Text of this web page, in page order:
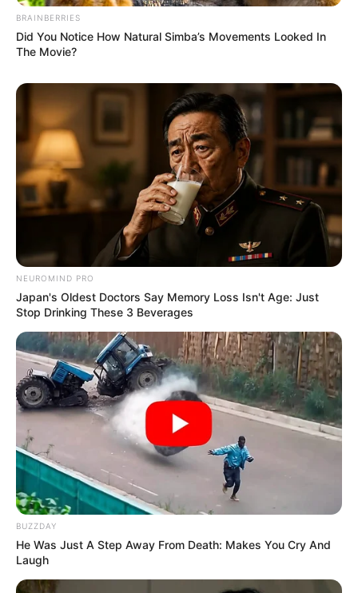
BRAINBERRIES
Did You Notice How Natural Simba’s Movements Looked In
The Movie?
NEUROMIND PRO
Japan's Oldest Doctors Say Memory Loss Isn't Age: Just
Stop Drinking These 3 Beverages
BUZZDAY
He Was Just A Step Away From Death: Makes You Cry And
Laugh